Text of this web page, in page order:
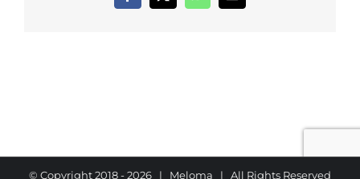
© Copyright 2018 -2026 | Meloma | All Rights Reserved